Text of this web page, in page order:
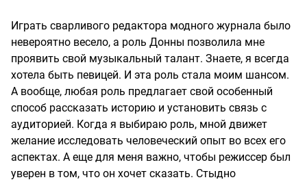
Играть сварливого редактора модного журнала было
невероятно весело, а роль Донны позволила мне
проявить свой музыкальный талант. Знаете, я всегда
хотела быть певицей. И эта роль стала моим шансом.
А вообще, любая роль предлагает свой особенный
способ рассказать историю и установить связь с
аудиторией. Когда я выбираю роль, мной движет
желание исследовать человеческий опыт во всех его
аспектах. А еще для меня важно, чтобы режиссер был
уверен в том, что он хочет сказать. Стыдно